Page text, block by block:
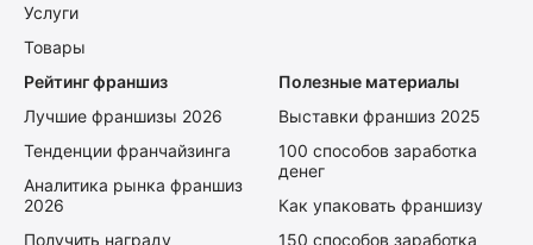
Услуги
Товары
Рейтинг франшиз
Лучшие франшизы 2026
Тенденции франчайзинга
Аналитика рынка франшиз
2026
Получить награду
Полезные материалы
Выставки франшиз 2025
100 способов заработка
денег
Как упаковать франшизу
150 способов заработка